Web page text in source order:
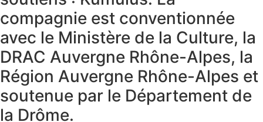
compagnie est conventionnée
avec le Ministère de la Culture, la
DRAC Auvergne Rhône-Alpes, la
Région Auvergne Rhône-Alpes et
soutenue par le Département de
la Drôme.